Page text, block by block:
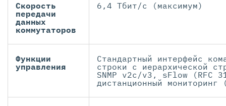
Скорость
передачи
данных
коммутаторов
6,4 Тбит/с (максимум)
Функции
управления
Стандартный интерфейс
строки с иерархической
SNMP v2c/v3, sFlow (RFC
дистанционный мониторинг